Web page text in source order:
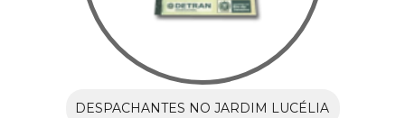
DESPACHANTES NO JARDIM LUCÉLIA